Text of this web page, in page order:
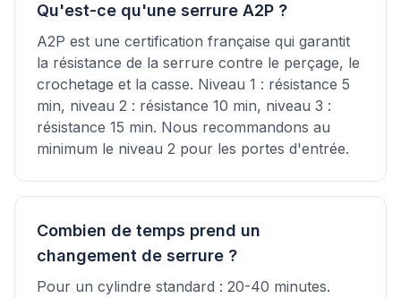
Qu'est-ce qu'une serrure A2P ?
A2P est une certification française qui garantit
la résistance de la serrure contre le perçage, le
crochetage et la casse. Niveau 1 : résistance 5
min, niveau 2 : résistance 10 min, niveau 3 :
résistance 15 min. Nous recommandons au
minimum le niveau 2 pour les portes d'entrée.
Combien de temps prend un
changement de serrure ?
Pour un cylindre standard : 20-40 minutes.